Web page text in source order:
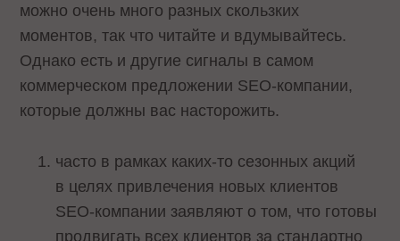
можно очень много разных скользких
моментов, так что читайте и вдумывайтесь.
Однако есть и другие сигналы в самом
коммерческом предложении SEO-компании,
которые должны вас насторожить.
часто в рамках каких-то сезонных акций
в целях привлечения новых клиентов
SEO-компании заявляют о том, что готовы
продвигать всех клиентов за стандартно